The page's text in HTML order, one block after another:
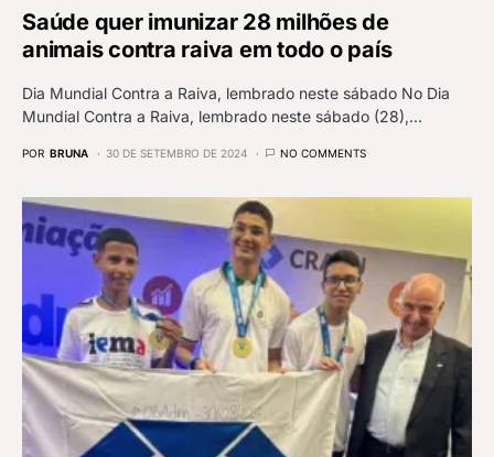
Saúde quer imunizar 28 milhões de
animais contra raiva em todo o país
Dia Mundial Contra a Raiva, lembrado neste sábado No Dia
Mundial Contra a Raiva, lembrado neste sábado (28),…
POR BRUNA 30 DE SETEMBRO DE 2024 NO COMMENTS